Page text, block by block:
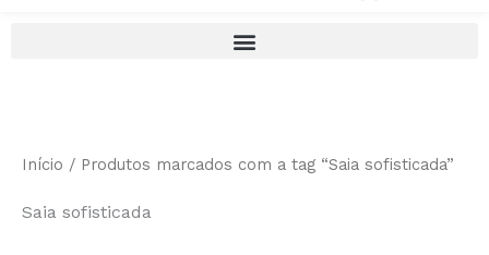
Início / Produtos marcados com a tag “Saia sofisticada”
Saia sofisticada